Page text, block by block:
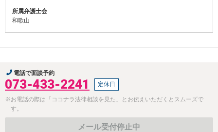
所属弁護士会
和歌山
電話で面談予約
073-433-2241 定休日
※お電話の際は「ココナラ法律相談を見た」とお伝えいただくとスムーズで
す。
メール受付停止中